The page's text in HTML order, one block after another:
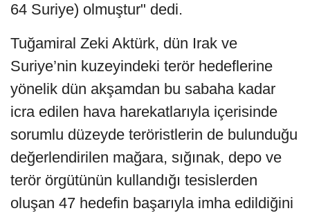
64 Suriye) olmuştur" dedi.
Tuğamiral Zeki Aktürk, dün Irak ve
Suriye’nin kuzeyindeki terör hedeflerine
yönelik dün akşamdan bu sabaha kadar
icra edilen hava harekatlarıyla içerisinde
sorumlu düzeyde teröristlerin de bulunduğu
değerlendirilen mağara, sığınak, depo ve
terör örgütünün kullandığı tesislerden
oluşan 47 hedefin başarıyla imha edildiğini